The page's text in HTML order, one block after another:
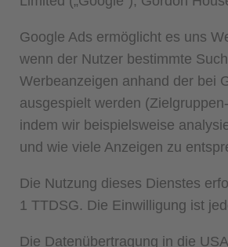
Google Ads ermöglicht es uns
wenn der Nutzer bestimmte
Werbeanzeigen anhand der bei
ausgespielt werden
indem wir beispielsweise
und wie viele Anzeigen zu
Die Nutzung dieses Dienstes
1 TTDSG. Die Einwilligung ist
Die Datenübertragung in die